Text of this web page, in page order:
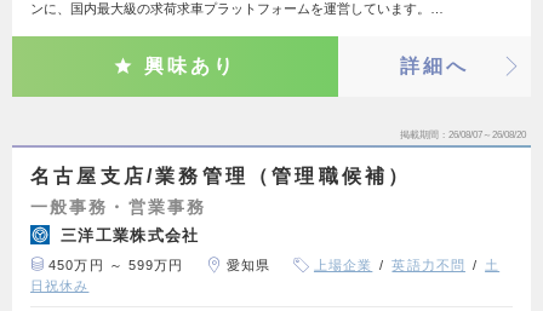
ンに、国内最大級の求荷求車プラットフォームを運営しています。…
興味あり 詳細へ
掲載期間 26/08/07～26/08/20
名古屋支店/業務管理（管理職候補）
一般事務・営業事務
三洋工業株式会社
450万円 ～ 599万円 愛知県 上場企業 英語力不問
土
日祝休み